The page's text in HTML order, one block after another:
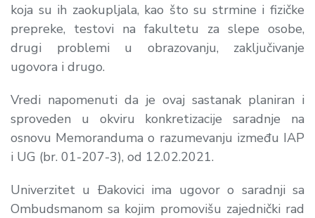
koja su ih zaokupljala, kao što su strmine i fizičke
prepreke, testovi na fakultetu za slepe osobe,
drugi problemi u obrazovanju, zaključivanje
ugovora i drugo.
Vredi napomenuti da je ovaj sastanak planiran i
sproveden u okviru konkretizacije saradnje na
osnovu Memoranduma o razumevanju između IAP
i UG (br. 01-207-3), od 12.02.2021.
Univerzitet u Đakovici ima ugovor o saradnji sa
Ombudsmanom sa kojim promovišu zajednički rad